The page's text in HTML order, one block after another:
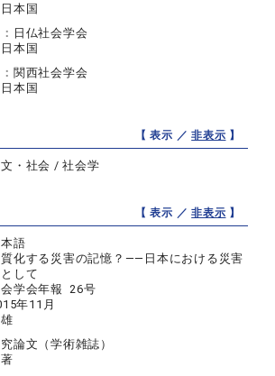
日本国
日仏社会学会
日本国
関西社会学会
日本国
【 表示 ／非表示 】
文・社会 / 社会学
【 表示 ／非表示 】
本語
化する災害の記憶？――日本における災害
して
会学会年報 26号
年11月
論文（学術雑誌）